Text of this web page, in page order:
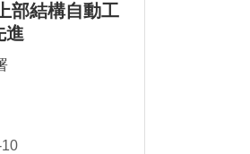
部結構自動工
進